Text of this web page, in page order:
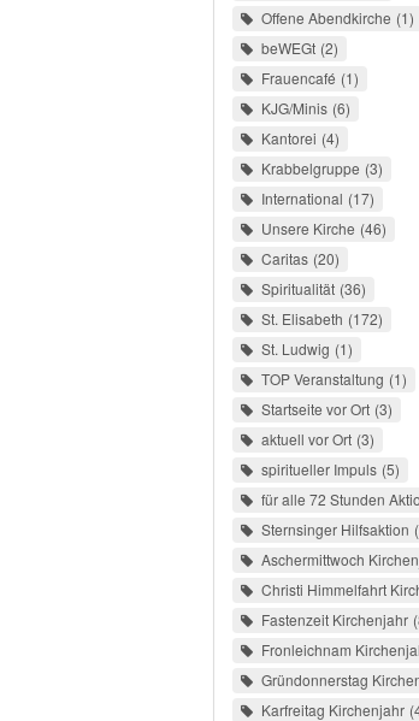
Offene Abendkirche 1
beWEGt 2
Frauencafé 1
KJG/Minis 6
Kantorei 4
Krabbelgruppe 3
International 17
Unsere Kirche 46
Caritas 20
Spiritualität 36
St. Elisabeth 172
St. Ludwig 1
TOP Veranstaltung 1
Startseite vor Ort 3
aktuell vor Ort 3
spiritueller Impuls 5
für alle 72 Stunden
Sternsinger Hilfsaktion
Aschermittwoch
Christi Himmelfahrt
Fastenzeit Kirchenjahr
Fronleichnam
Gründonnerstag
Karfreitag Kirchenjahr